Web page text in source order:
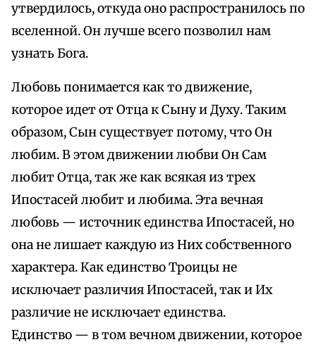
утвердилось, откуда оно распространилось по
вселенной. Он лучше всего позволил нам
узнать Бога.
Любовь понимается как то движение,
которое идет от Отца к Сыну и Духу. Таким
образом, Сын существует потому, что Он
любим. В этом движении любви Он Сам
любит Отца, так же как всякая из трех
Ипостасей любит и любима. Эта вечная
любовь — источник единства Ипостасей, но
она не лишает каждую из Них собственного
характера. Как единство Троицы не
исключает различия Ипостасей, так и Их
различие не исключает единства.
Единство — в том вечном движении, которое